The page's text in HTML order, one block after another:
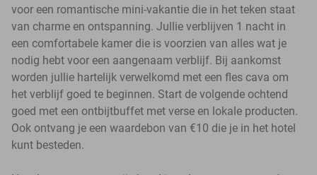
voor een romantische mini-vakantie die in het teken staat
van charme en ontspanning. Jullie verblijven 1 nacht in
een comfortabele kamer die is voorzien van alles wat je
nodig hebt voor een aangenaam verblijf. Bij aankomst
worden jullie hartelijk verwelkomd met een fles cava om
het verblijf goed te beginnen. Start de volgende ochtend
goed met een ontbijtbuffet met verse en lokale producten.
Ook ontvang je een waardebon van €10 die je in het hotel
kunt besteden.